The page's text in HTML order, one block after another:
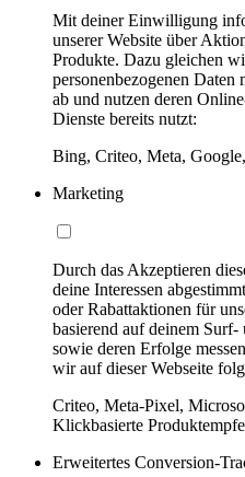
Mit deiner Einwilligung
unserer Website über
Produkte. Dazu gleichen
personenbezogenen
ab und nutzen deren
Dienste bereits nutzt:
Bing, Criteo, Meta,
Marketing
Durch das Akzeptieren
deine Interessen
oder Rabattaktionen für
basierend auf deinem
sowie deren Erfolge
wir auf dieser Webseite
Criteo, Meta-Pixel,
Klickbasierte
Erweitertes Conversion-